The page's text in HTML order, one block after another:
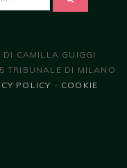
CAMILLA GUIGGI
TRIBUNALE DI MILANO
POLICY - COOKIE